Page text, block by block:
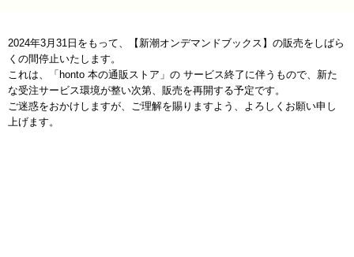
2024年3月31日をもって、【新潮オンデマンドブックス】の販売をしばら
くの間停止いたします。
これは、「honto 本の通販ストア」の サービス終了に伴うもので、新た
な受注サービス環境が整い次第、販売を再開する予定です。
ご迷惑をおかけしますが、ご理解を賜りますよう、よろしくお願い申し
上げます。